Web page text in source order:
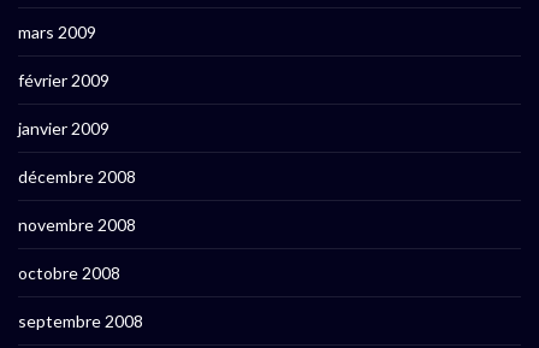
mars 2009
février 2009
janvier 2009
décembre 2008
novembre 2008
octobre 2008
septembre 2008